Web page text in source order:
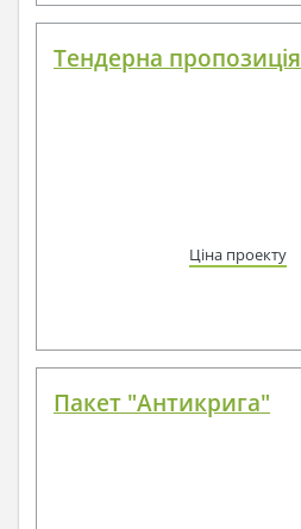
Тендерна пропозиція
Ціна проекту
Пакет "Антикрига"